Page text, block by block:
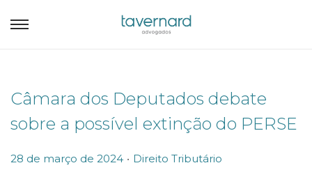
Câmara dos Deputados debate
sobre a possível extinção do PERSE
P
28 de março de 2024 . P
Direito Tributário